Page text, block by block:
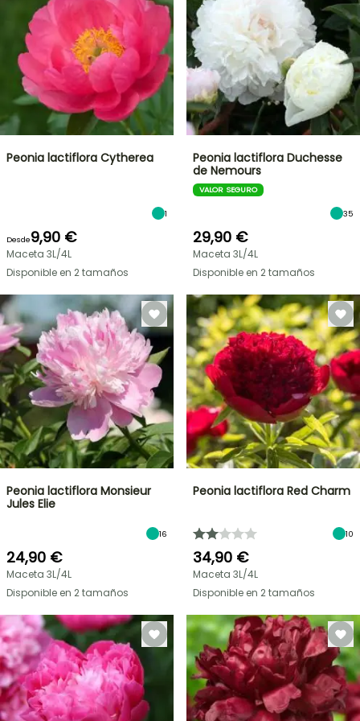
OFERTA
RELÁMPAGO
¡HASTA
UN
30
%
Peonia lactiflora Cytherea
1
Desde9,90 €
Maceta 3L/4L
Disponible en 2 tamaños
Peonia lactiflora Duchesse
de Nemours
VALOR SEGURO
35
29,90 €
Maceta 3L/4L
Disponible en 2 tamaños
Peonia lactiflora Monsieur
Jules Elie
16
24,90 €
Maceta 3L/4L
Disponible en 2 tamaños
Peonia lactiflora Red Charm
10
34,90 €
Maceta 3L/4L
Disponible en 2 tamaños